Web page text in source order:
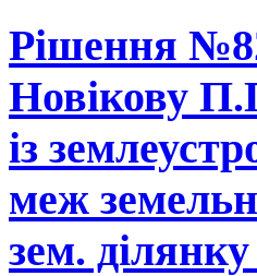
Рішення
Новікову
із
меж
зем.